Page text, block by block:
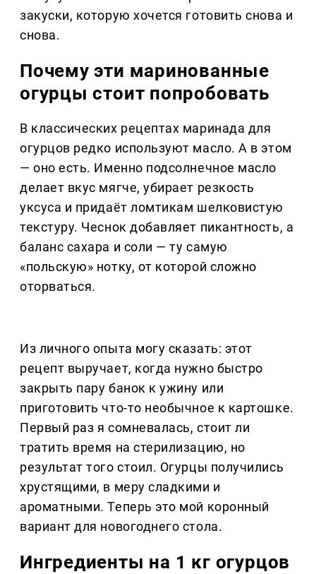
закуски, которую хочется готовить снова и
снова.
Почему эти маринованные
огурцы стоит попробовать
В классических рецептах маринада для
огурцов редко используют масло. А в этом
— оно есть. Именно подсолнечное масло
делает вкус мягче, убирает резкость
уксуса и придаёт ломтикам шелковистую
текстуру. Чеснок добавляет пикантность, а
баланс сахара и соли — ту самую
«польскую» нотку, от которой сложно
оторваться.
Из личного опыта могу сказать: этот
рецепт выручает, когда нужно быстро
закрыть пару банок к ужину или
приготовить что-то необычное к картошке.
Первый раз я сомневалась, стоит ли
тратить время на стерилизацию, но
результат того стоил. Огурцы получились
хрустящими, в меру сладкими и
ароматными. Теперь это мой коронный
вариант для новогоднего стола.
Ингредиенты на 1 кг огурцов